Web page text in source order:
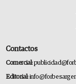
Contactos
Comercial:
Editorial: